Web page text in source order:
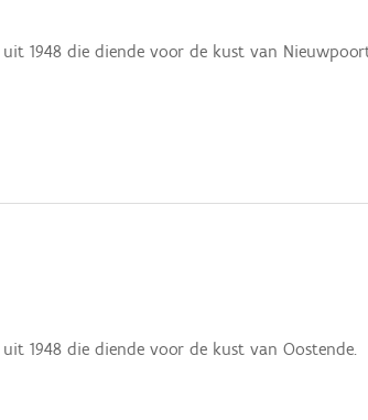
1948 die diende voor de kust van
1948 die diende voor de kust van Oostende.